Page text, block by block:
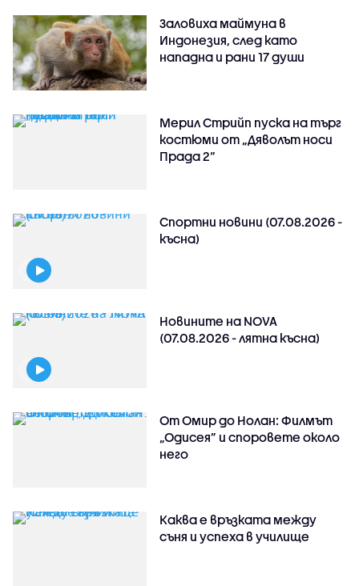
Заловиха маймуна в
Индонезия, след като
нападна и рани 17 души
Мерил Стрийп пуска на търг
костюми от „Дяволът носи
Прада 2“
Спортни новини (07.08.2026 -
късна)
Новините на NOVA
(07.08.2026 - лятна късна)
От Омир до Нолан: Филмът
„Одисея” и споровете около
него
Каква е връзката между
съня и успеха в училище